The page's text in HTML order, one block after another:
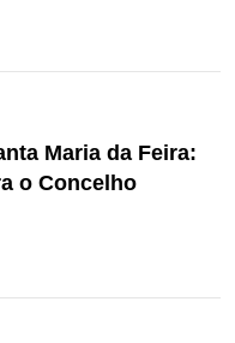
Maria da Feira:
o Concelho